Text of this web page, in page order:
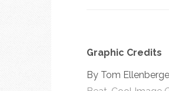
Graphic Credits
By Tom